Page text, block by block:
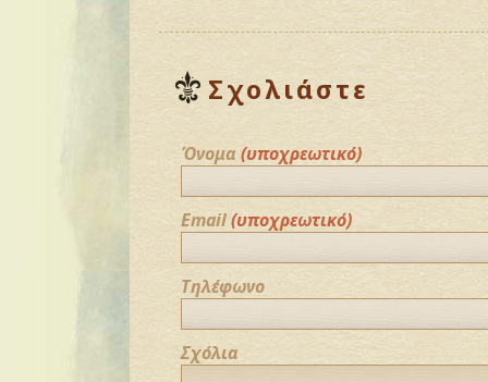
Σχολιάστε
Όνομα (υποχρεωτικό)
Email(υποχρεωτικό)
Τηλέφωνο
Σχόλια